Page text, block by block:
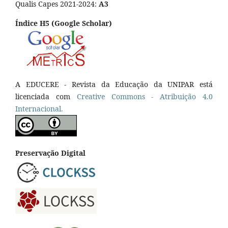
Qualis Capes 2021-2024: A3
Índice H5 (Google Scholar)
A EDUCERE - Revista da Educação da UNIPAR está
licenciada com CreativeCommons - Atribuição 4.0
Internacional.
Preservação Digital